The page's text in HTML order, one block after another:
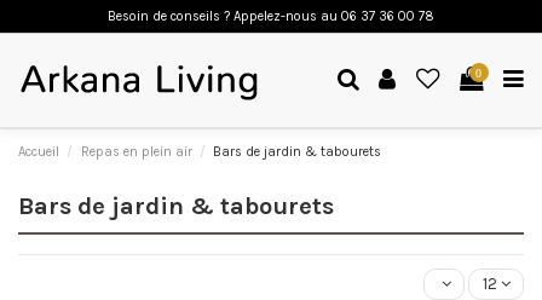
Besoin de conseils ? Appelez-nous au 06 37 36 00 78
0
Accueil Repas en plein air Bars de jardin & tabourets
Bars de jardin & tabourets
12